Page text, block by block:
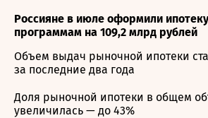
Россияне в июле оформили
программам на 109,2 млрд рублей
Объем выдач рыночной ипотеки
за последние два года
Доля рыночной ипотеки в общем
увеличилась — до 43%